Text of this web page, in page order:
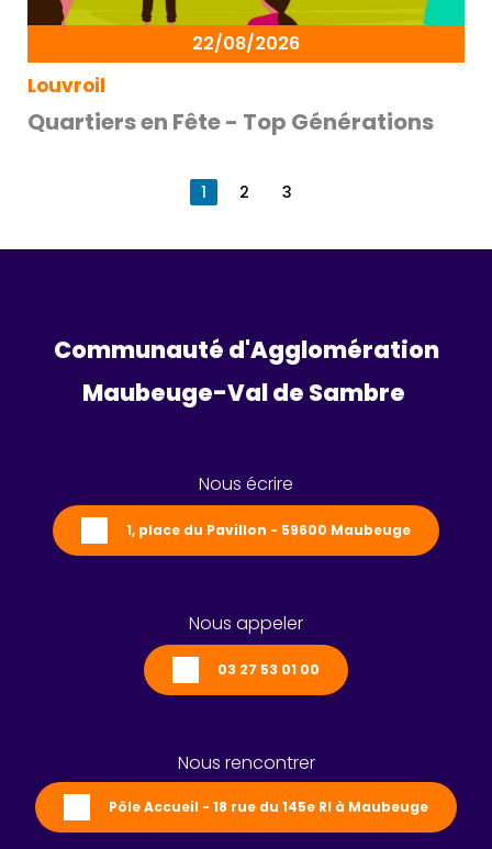
22/08/2026
Louvroil
Quartiers en Fête - Top Générations
1 2 3
Communauté d'Agglomération
Maubeuge-Val de Sambre
Nous écrire
1, place du Pavillon - 59600 Maubeuge
Nous appeler
03 27 53 01 00
Nous rencontrer
Pôle Accueil - 18 rue du 145e RI à Maubeuge